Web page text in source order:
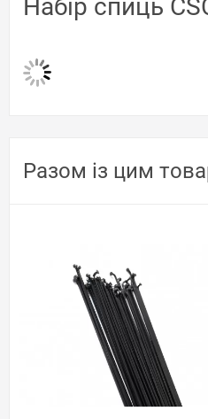
Набір спиць
Разом із цим